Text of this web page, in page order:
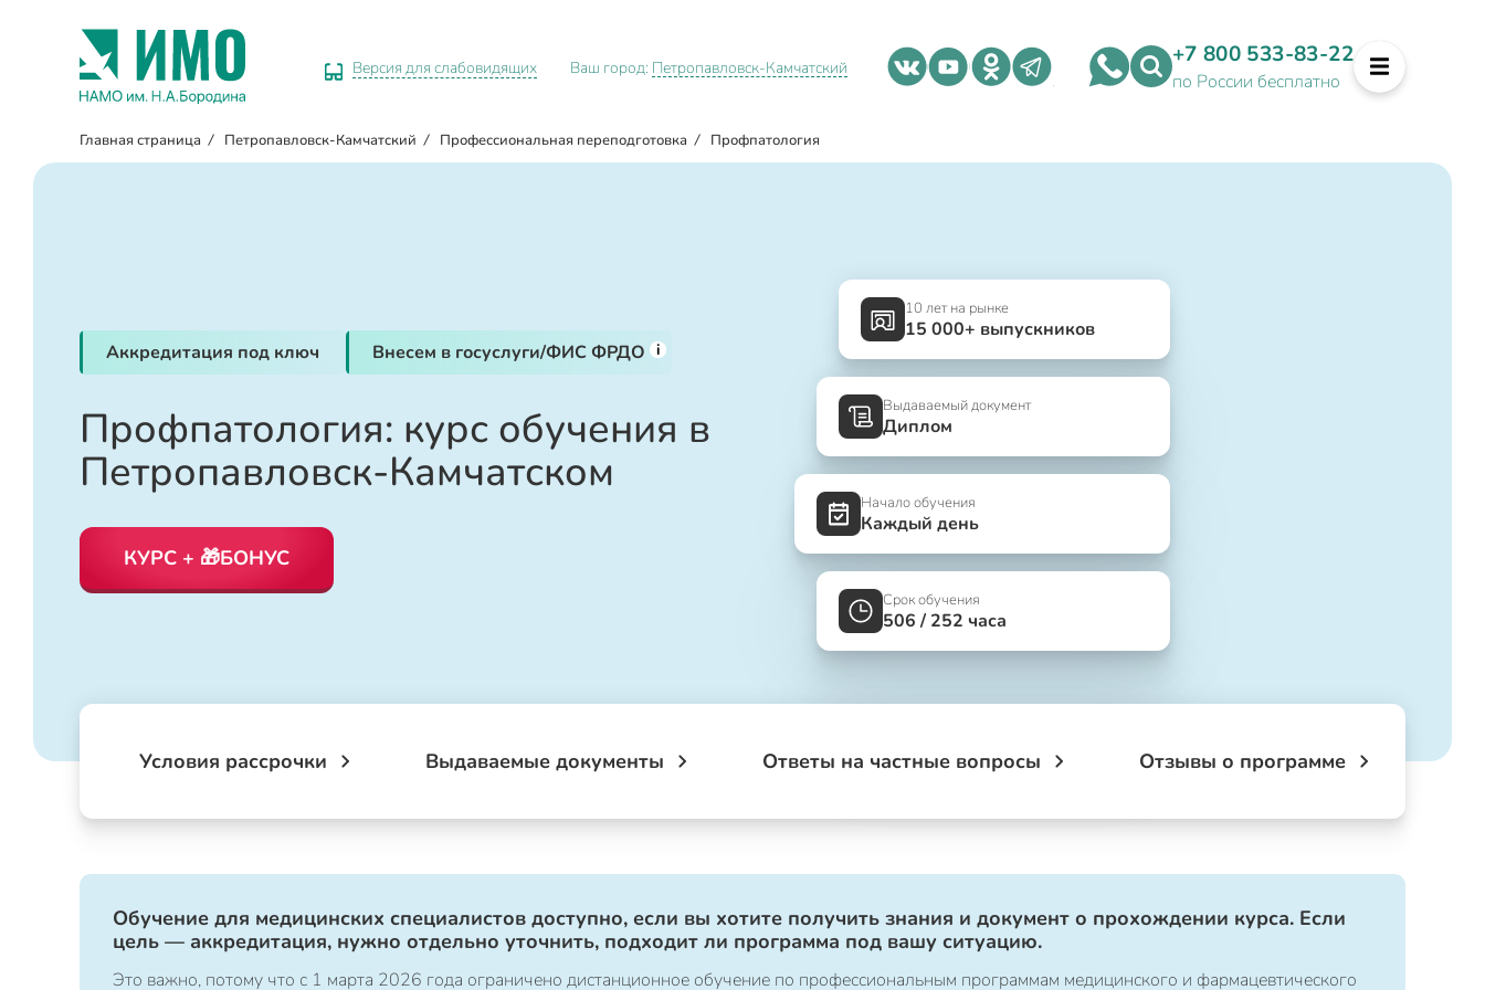
Версия для слабовидящих Ваш город: Петропавловск-Камчатский +7 800 533-83-22
по России бесплатно
Главная страница / Петропавловск-Камчатский / Профессиональная переподготовка / Профпатология
Аккредитация под ключ Внесем в госуслуги/ФИС ФРДО i
Профпатология: курс обучения в
Петропавловск-Камчатском
КУРС + 🎁БОНУС
10 лет на рынке
15 000+ выпускников
Выдаваемый документ
Диплом
Начало обучения
Каждый день
Срок обучения
506 / 252 часа
Условия рассрочки Выдаваемые документы Ответы на частные вопросы Отзывы о программе
Обучение для медицинских специалистов доступно, если вы хотите получить знания и документ о прохождении курса. Если
цель — аккредитация, нужно отдельно уточнить, подходит ли программа под вашу ситуацию.
Это важно, потому что с 1 марта 2026 года ограничено дистанционное обучение по профессиональным программам медицинского и фармацевтического